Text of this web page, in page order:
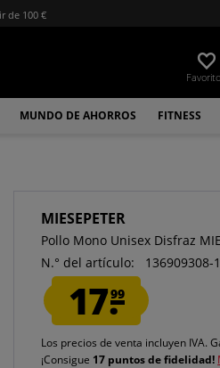
de 100 €
MUNDO DE AHORROS FITNESS
MIESEPETER
Pollo Mono Unisex Disfraz
N.° del artículo:
136909308-
17.99
Los precios de venta incluyen IVA.
¡Consigue 17 puntos de fidelidad!